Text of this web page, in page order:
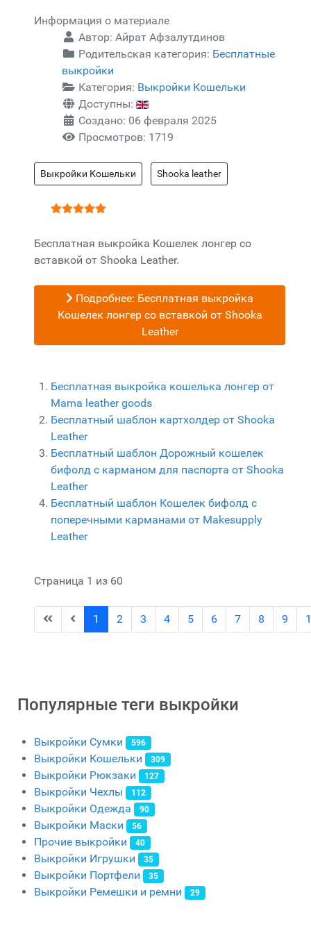
Информация о материале
Автор: Айрат Афзалутдинов
Родительская категория: Бесплатные
выкройки
Категория: Выкройки Кошельки
Доступны:
Создано: 06 февраля 2025
Просмотров: 1719
Выкройки Кошельки Shooka leather
Бесплатная выкройка Кошелек лонгер со
вставкой от Shooka Leather.
Подробнее: Бесплатная выкройка
Кошелек лонгер со вставкой от Shooka
Leather
Бесплатная выкройка кошелька лонгер от
Mama leather goods
Бесплатный шаблон картхолдер от Shooka
Leather
Бесплатный шаблон Дорожный кошелек
бифолд с карманом для паспорта от Shooka
Leather
Бесплатный шаблон Кошелек бифолд с
поперечными карманами от Makesupply
Leather
Страница 1 из 60
1 2 3 4 5 6 7 8 9
Популярные теги выкройки
Выкройки Сумки 596
Выкройки Кошельки 309
Выкройки Рюкзаки 127
Выкройки Чехлы 112
Выкройки Одежда 90
Выкройки Маски 56
Прочие выкройки 40
Выкройки Игрушки 35
Выкройки Портфели 35
Выкройки Ремешки и ремни 29